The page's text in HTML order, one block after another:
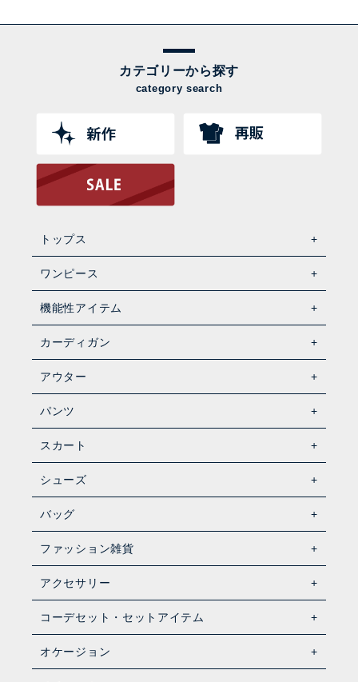
カテゴリーから探す
category search
トップス
ワンピース
機能性アイテム
カーディガン
アウター
パンツ
スカート
シューズ
バッグ
ファッション雑貨
アクセサリー
コーデセット・セットアイテム
オケージョン